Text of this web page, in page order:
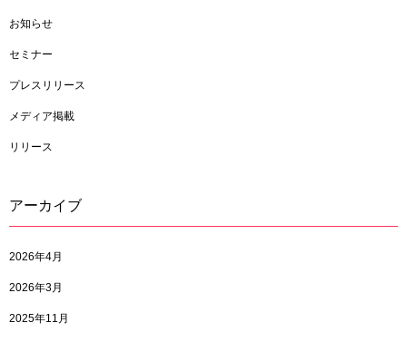
お知らせ
セミナー
プレスリリース
メディア掲載
リリース
アーカイブ
2026年4月
2026年3月
2025年11月